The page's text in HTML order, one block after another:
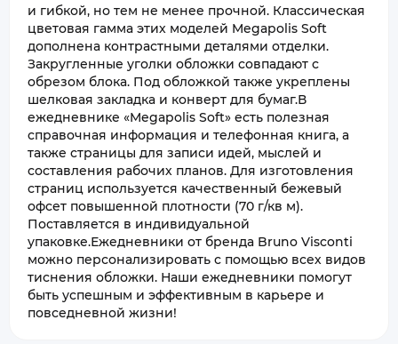
и гибкой, но тем не менее прочной. Классическая
цветовая гамма этих моделей Megapolis Soft
дополнена контрастными деталями отделки.
Закругленные уголки обложки совпадают с
обрезом блока. Под обложкой также укреплены
шелковая закладка и конверт для бумаг.В
ежедневнике «Megapolis Soft» есть полезная
справочная информация и телефонная книга, а
также страницы для записи идей, мыслей и
составления рабочих планов. Для изготовления
страниц используется качественный бежевый
офсет повышенной плотности (70 г/кв м).
Поставляется в индивидуальной
упаковке.Ежедневники от бренда Bruno Visconti
можно персонализировать с помощью всех видов
тиснения обложки. Наши ежедневники помогут
быть успешным и эффективным в карьере и
повседневной жизни!